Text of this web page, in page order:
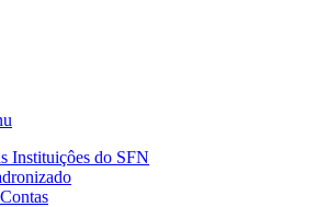
Instituiçôes do SFN